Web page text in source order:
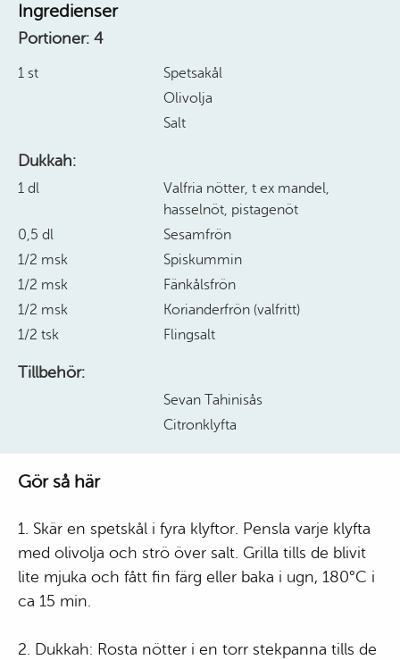
Ingredienser
Portioner: 4
1 st
Spetsakål
Olivolja
Salt
Dukkah:
1 dl
Valfria nötter, t ex mandel,
hasselnöt, pistagenöt
0,5 dl
Sesamfrön
1/2 msk
Spiskummin
1/2 msk
Fänkålsfrön
1/2 msk
Korianderfrön (valfritt)
1/2 tsk
Flingsalt
Tillbehör:
Sevan Tahinisås
Citronklyfta
Gör så här
1. Skär en spetskål i fyra klyftor. Pensla varje klyfta
med olivolja och strö över salt. Grilla tills de blivit
lite mjuka och fått fin färg eller baka i ugn, 180°C i
ca 15 min.
2. Dukkah: Rosta nötter i en torr stekpanna tills de